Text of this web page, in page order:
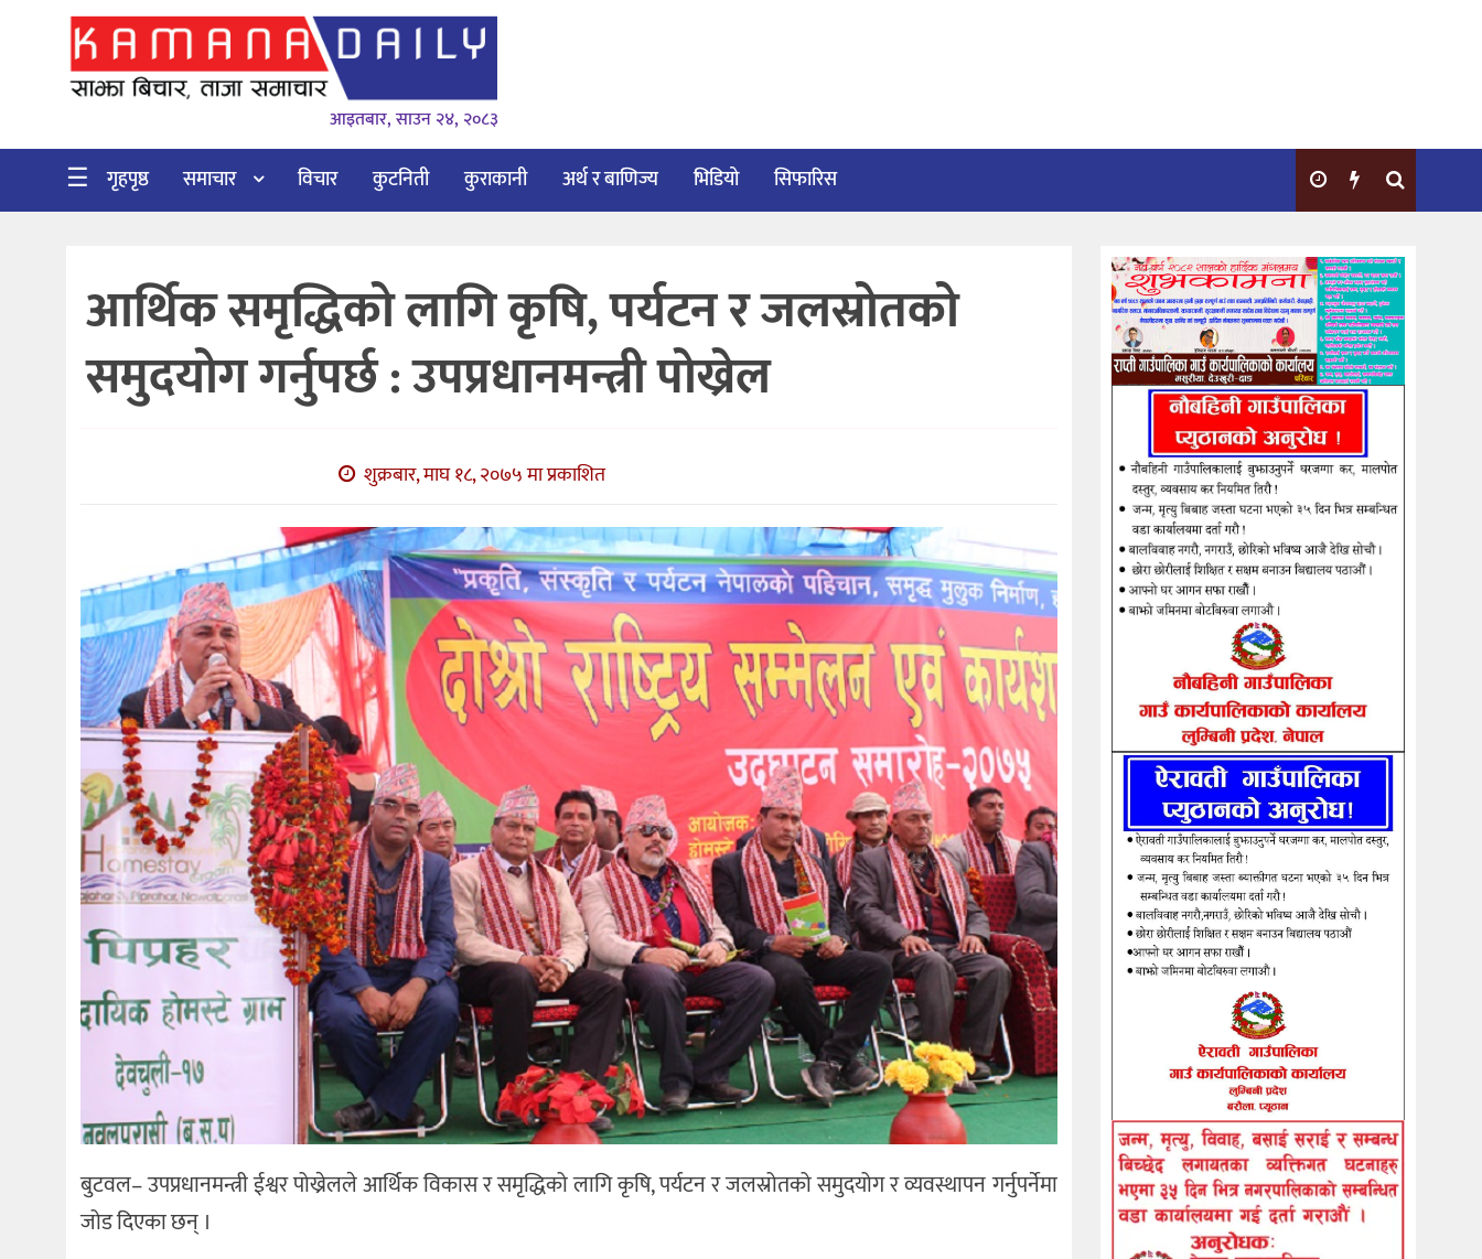
गृहपृष्ठ
विचार
कुटनिती
बाणिज्य
आइतबार, साउन २४, २०८३
☰ गृहपृष्ठ समाचार विचार कुटनिती कुराकानी अर्थ र बाणिज्य भिडियो सिफारिस
आर्थिक समृद्धिको लागि कृषि, पर्यटन र जलस्रोतको
समुदयोग गर्नुपर्छ : उपप्रधानमन्त्री पोख्रेल
शुक्रबार, माघ १८, २०७५ मा प्रकाशित
बुटवल– उपप्रधानमन्त्री ईश्वर पोख्रेलले आर्थिक विकास र समृद्धिको लागि कृषि, पर्यटन र जलस्रोतको समुदयोग र व्यवस्थापन गर्नुपर्नेमा
जोड दिएका छन् ।